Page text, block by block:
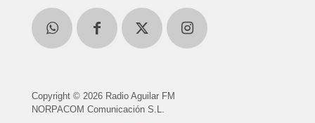
Copyright © 2026 Radio Aguilar FM
NORPACOM Comunicación S.L.